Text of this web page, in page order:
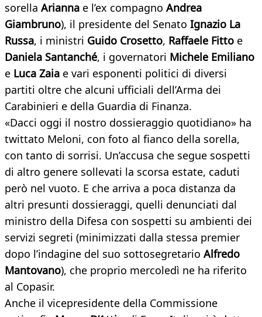
sorella Arianna e l’ex compagno Andrea
Giambruno), il presidente del Senato Ignazio La
Russa, i ministri Guido Crosetto, Raffaele Fitto e
Daniela Santanché, i governatori Michele Emiliano
e Luca Zaia e vari esponenti politici di diversi
partiti oltre che alcuni ufficiali dell’Arma dei
Carabinieri e della Guardia di Finanza.
«Dacci oggi il nostro dossieraggio quotidiano» ha
twittato Meloni, con foto al fianco della sorella,
con tanto di sorrisi. Un’accusa che segue sospetti
di altro genere sollevati la scorsa estate, caduti
però nel vuoto. E che arriva a poca distanza da
altri presunti dossieraggi, quelli denunciati dal
ministro della Difesa con sospetti su ambienti dei
servizi segreti (minimizzati dalla stessa premier
dopo l’indagine del suo sottosegretario Alfredo
Mantovano), che proprio mercoledì ne ha riferito
al Copasir.
Anche il vicepresidente della Commissione